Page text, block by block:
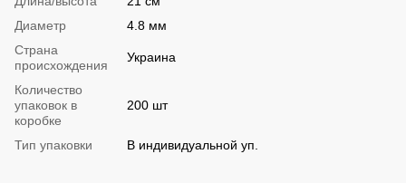
Диаметр
4.8 мм
Страна
происхождения
Украина
Количество
упаковок в
коробке
200 шт
Тип упаковки В индивидуальной уп.